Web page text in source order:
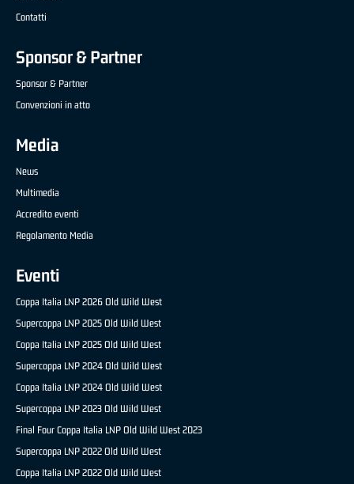
Contatti
Sponsor & Partner
Sponsor & Partner
Convenzioni in atto
Media
News
Multimedia
Accredito eventi
Regolamento Media
Eventi
Coppa Italia LNP 2026 Old Wild West
Supercoppa LNP 2025 Old Wild West
Coppa Italia LNP 2025 Old Wild West
Supercoppa LNP 2024 Old Wild West
Coppa Italia LNP 2024 Old Wild West
Supercoppa LNP 2023 Old Wild West
Final Four Coppa Italia LNP Old Wild West 2023
Supercoppa LNP 2022 Old Wild West
Coppa Italia LNP 2022 Old Wild West